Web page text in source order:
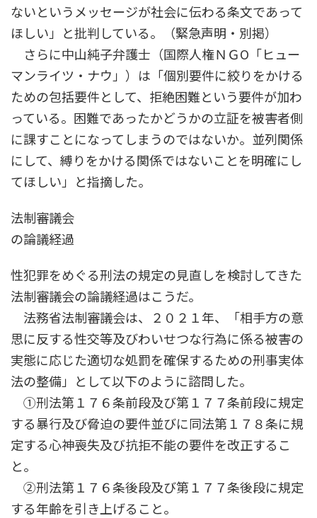
ないというメッセージが社会に伝わる条文であって
ほしい」と批判している。（緊急声明・別掲）
さらに中山純子弁護士（国際人権ＮＧО「ヒュー
マンライツ・ナウ」）は「個別要件に絞りをかける
ための包括要件として、拒絶困難という要件が加わ
っている。困難であったかどうかの立証を被害者側
に課すことになってしまうのではないか。並列関係
にして、縛りをかける関係ではないことを明確にし
てほしい」と指摘した。
法制審議会
の論議経過
性犯罪をめぐる刑法の規定の見直しを検討してきた
法制審議会の論議経過はこうだ。
法務省法制審議会は、２０２１年、「相手方の意
思に反する性交等及びわいせつな行為に係る被害の
実態に応じた適切な処罰を確保するための刑事実体
法の整備」として以下のように諮問した。
①刑法第１７６条前段及び第１７７条前段に規定
する暴行及び脅迫の要件並びに同法第１７８条に規
定する心神喪失及び抗拒不能の要件を改正するこ
と。
②刑法第１７６条後段及び第１７７条後段に規定
する年齢を引き上げること。